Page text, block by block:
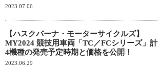
2023.07.06
【ハスクバーナ・モーターサイクルズ】
MY2024 競技用車両「TC／FCシリーズ」計
4機種の発売予定時期と価格を公開！
2023.06.29